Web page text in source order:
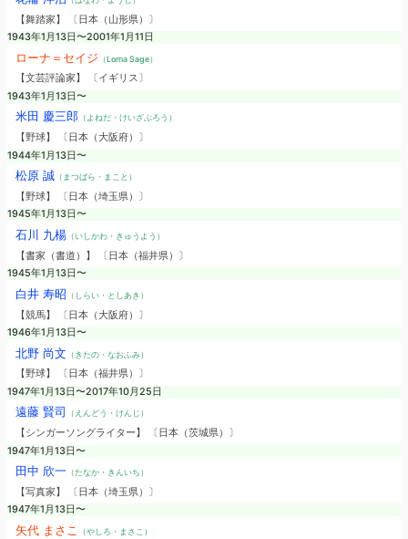
【舞踏家】 〔日本（山形県）〕
1943年1月13日〜2001年1月11日
ローナ＝セイジ （Lorna Sage）
【文芸評論家】 〔イギリス〕
1943年1月13日〜
米田 慶三郎（よねだ・けいざぶろう）
【野球】 〔日本（大阪府）〕
1944年1月13日〜
松原 誠（まつばら・まこと）
【野球】 〔日本（埼玉県）〕
1945年1月13日〜
石川 九楊（いしかわ・きゅうよう）
【書家（書道）】 〔日本（福井県）〕
1945年1月13日〜
白井 寿昭 （しらい・としあき）
【競馬】 〔日本（大阪府）〕
1946年1月13日〜
北野 尚文 （きたの・なおふみ）
【野球】 〔日本（福井県）〕
1947年1月13日〜2017年10月25日
遠藤 賢司 （えんどう・けんじ）
【シンガーソングライター】 〔日本（茨城県）〕
1947年1月13日〜
田中 欣一（たなか・きんいち）
【写真家】 〔日本（埼玉県）〕
1947年1月13日〜
矢代 まさこ （やしろ・まさこ）